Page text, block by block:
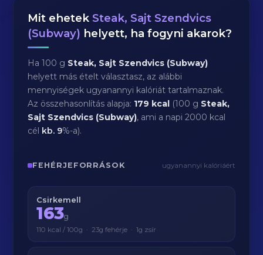
Mit ehetek Steak, Sajt Szendvics
(Subway) helyett, ha fogyni akarok?
Ha 100 g Steak, Sajt Szendvics (Subway)
helyett más ételt választasz, az alábbi
mennyiségek ugyanannyi kalóriát tartalmaznak.
Az összehasonlítás alapja: 179 kcal (100 g Steak,
Sajt Szendvics (Subway), ami a napi 2000 kcal
cél kb. 9%-a).
FEHÉRJEFORRÁSOK ugyanannyi kalóriáért
Csirkemell
163g
110 kcal / 100g · 23g fehérje · 1g zsír